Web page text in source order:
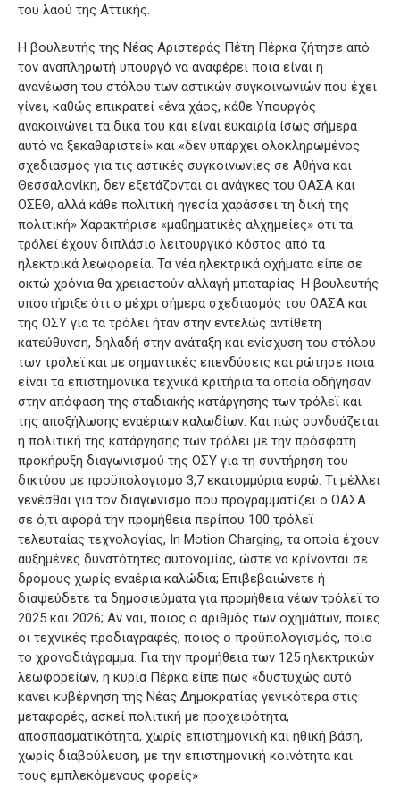
του λαού της Αττικής.
Η βουλευτής της Νέας Αριστεράς Πέτη Πέρκα ζήτησε από
τον αναπληρωτή υπουργό να αναφέρει ποια είναι η
ανανέωση του στόλου των αστικών συγκοινωνιών που έχει
γίνει, καθώς επικρατεί «ένα χάος, κάθε Υπουργός
ανακοινώνει τα δικά του και είναι ευκαιρία ίσως σήμερα
αυτό να ξεκαθαριστεί» και «δεν υπάρχει ολοκληρωμένος
σχεδιασμός για τις αστικές συγκοινωνίες σε Αθήνα και
Θεσσαλονίκη, δεν εξετάζονται οι ανάγκες του ΟΑΣΑ και
ΟΣΕΘ, αλλά κάθε πολιτική ηγεσία χαράσσει τη δική της
πολιτική» Χαρακτήρισε «μαθηματικές αλχημείες» ότι τα
τρόλεϊ έχουν διπλάσιο λειτουργικό κόστος από τα
ηλεκτρικά λεωφορεία. Τα νέα ηλεκτρικά οχήματα είπε σε
οκτώ χρόνια θα χρειαστούν αλλαγή μπαταρίας. Η βουλευτής
υποστήριξε ότι ο μέχρι σήμερα σχεδιασμός του ΟΑΣΑ και
της ΟΣΥ για τα τρόλεϊ ήταν στην εντελώς αντίθετη
κατεύθυνση, δηλαδή στην ανάταξη και ενίσχυση του στόλου
των τρόλεϊ και με σημαντικές επενδύσεις και ρώτησε ποια
είναι τα επιστημονικά τεχνικά κριτήρια τα οποία οδήγησαν
στην απόφαση της σταδιακής κατάργησης των τρόλεϊ και
της αποξήλωσης εναέριων καλωδίων. Και πώς συνδυάζεται
η πολιτική της κατάργησης των τρόλεϊ με την πρόσφατη
προκήρυξη διαγωνισμού της ΟΣΥ για τη συντήρηση του
δικτύου με προϋπολογισμό 3,7 εκατομμύρια ευρώ. Τι μέλλει
γενέσθαι για τον διαγωνισμό που προγραμματίζει ο ΟΑΣΑ
σε ό,τι αφορά την προμήθεια περίπου 100 τρόλεϊ
τελευταίας τεχνολογίας, In Motion Charging, τα οποία έχουν
αυξημένες δυνατότητες αυτονομίας, ώστε να κρίνονται σε
δρόμους χωρίς εναέρια καλώδια; Επιβεβαιώνετε ή
διαψεύδετε τα δημοσιεύματα για προμήθεια νέων τρόλεϊ το
2025 και 2026; Αν ναι, ποιος ο αριθμός των οχημάτων, ποιες
οι τεχνικές προδιαγραφές, ποιος ο προϋπολογισμός, ποιο
το χρονοδιάγραμμα. Για την προμήθεια των 125 ηλεκτρικών
λεωφορείων, η κυρία Πέρκα είπε πως «δυστυχώς αυτό
κάνει κυβέρνηση της Νέας Δημοκρατίας γενικότερα στις
μεταφορές, ασκεί πολιτική με προχειρότητα,
αποσπασματικότητα, χωρίς επιστημονική και ηθική βάση,
χωρίς διαβούλευση, με την επιστημονική κοινότητα και
τους εμπλεκόμενους φορείς»